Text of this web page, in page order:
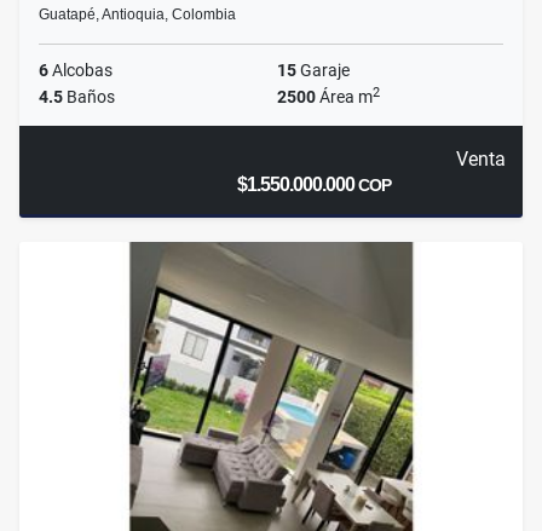
Guatapé, Antioquia, Colombia
6Alcobas 15Garaje
4.5 Baños 2500Área m2
Venta
$1.550.000.000COP